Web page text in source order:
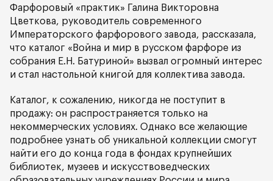
Фарфоровый «практик» Галина Викторовна
Цветкова, руководитель современного
Императорского фарфорового завода, рассказала,
что каталог «Война и мир в русском фарфоре из
собрания Е.Н. Батуриной» вызвал огромный интерес
и стал настольной книгой для коллектива завода.
Каталог, к сожалению, никогда не поступит в
продажу: он распространяется только на
некоммерческих условиях. Однако все желающие
подробнее узнать об уникальной коллекции смогут
найти его до конца года в фондах крупнейших
библиотек, музеев и искусствоведческих